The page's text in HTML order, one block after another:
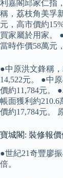
利嘉閣邱家仁指
稱，荔枝角美孚
元，高市價約
買家屬於用家。
當時作價58萬元
●中原洪文鋒稱
14,522元。 ●中
價約11,784元。
帳面獲利約
價約17,784元。
寶城閣: 裝修報
●世紀21奇豐廖
倍。